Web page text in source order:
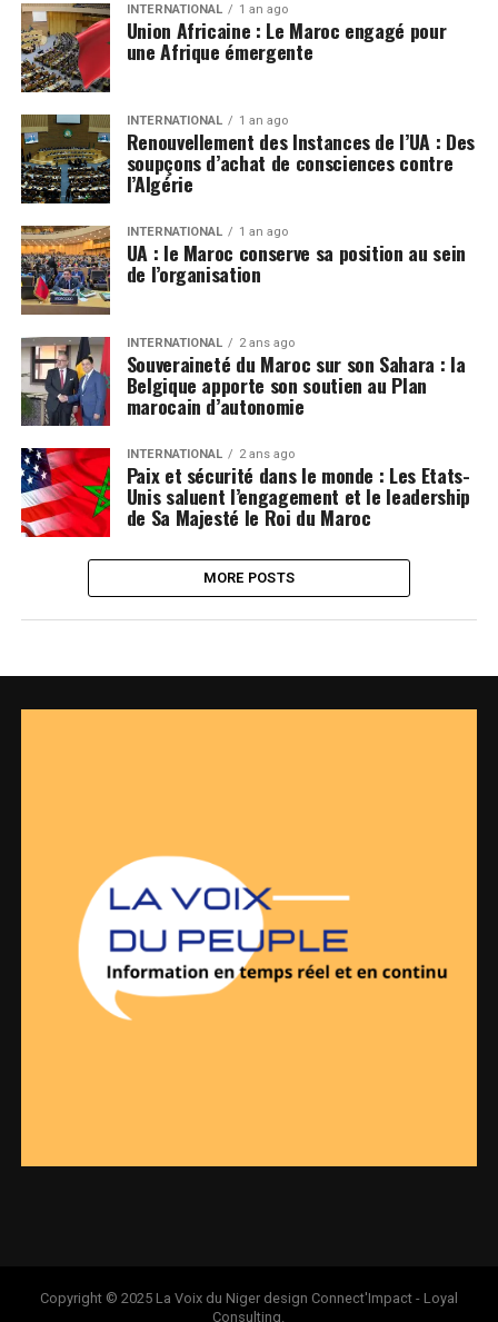
INTERNATIONAL 1 an ago
Union Africaine : Le Maroc engagé pour
une Afrique émergente
INTERNATIONAL 1 an ago
Renouvellement des Instances de l’UA : Des
soupçons d’achat de consciences contre
l’Algérie
INTERNATIONAL 1 an ago
UA : le Maroc conserve sa position au sein
de l’organisation
INTERNATIONAL 2 ans ago
Souveraineté du Maroc sur son Sahara : la
Belgique apporte son soutien au Plan
marocain d’autonomie
INTERNATIONAL 2 ans ago
Paix et sécurité dans le monde : Les Etats-
Unis saluent l’engagement et le leadership
de Sa Majesté le Roi du Maroc
MORE POSTS
Copyright © 2025 La Voix du Niger design Connect'Impact - Loyal
Consulting.